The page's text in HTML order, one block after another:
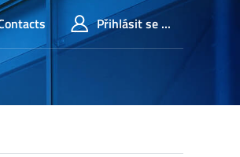
Přihlásit se ...